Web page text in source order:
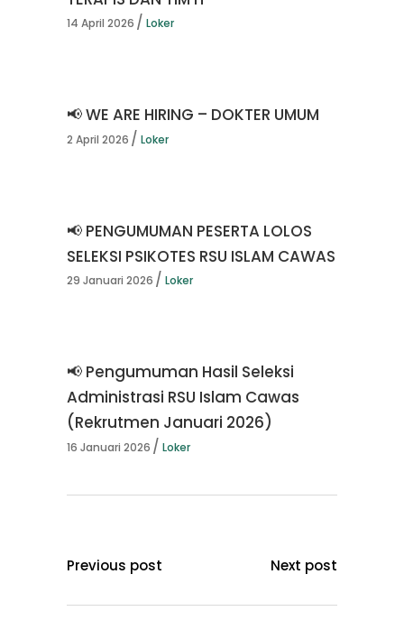
14 April 2026 Loker
📢 WE ARE HIRING – DOKTER UMUM
2 April 2026 Loker
📢 PENGUMUMAN PESERTA LOLOS
SELEKSI PSIKOTES RSU ISLAM CAWAS
29 Januari 2026 Loker
📢 Pengumuman Hasil Seleksi
Administrasi RSU Islam Cawas
(Rekrutmen Januari 2026)
16 Januari 2026 Loker
Previous post Next post